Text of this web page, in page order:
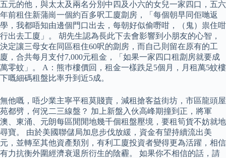
五元的他，與太太及兩名分別中四及小六的女兒一家四口，五六
年前租住新蒲崗一個約百多呎工廈劏房，「每個朝早同佢哋返
學，我都唔知由邊個門口出去，每朝好似偷嘢咁，（鬼）祟住咁
行出去工廈」。 胡先生認為長此下去會影響到小朋友的心智，
決定讓三母女在同區租住60呎的劏房，而自己則留在原有的工
廈，合共每月支付7,000元租金，「如果一家四口租劏房就要成
萬零蚊」。 A：熊巿樓價回，租金一樣跌足5個月，月租萬5蚊樓
下嘅細碼租盤比率升到近5成。
無他嘅，唔少業主寧平租莫賤賣，減租搶客益街坊，市區龍頭屋
苑都劈，何況二三線盤？ 加上新盤入伙高峰期撞到正，將軍
澳、東涌、元朗每區閒閒地幾千個租盤壓境，要租筍貨不妨就地
尋寶。 由於美國聯儲局加息步伐放緩，資金有望持續流出美
元，並轉至其他資產類別，有利工廈投資者變得更為活躍，相信
有力抗衡外圍經濟衰退所衍生的陰霾。 如果你不相信的話，請